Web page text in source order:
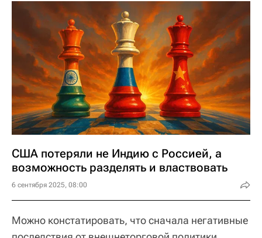
США потеряли не Индию с Россией, а
возможность разделять и властвовать
6 сентября 2025, 08:00
Можно констатировать, что сначала негативные